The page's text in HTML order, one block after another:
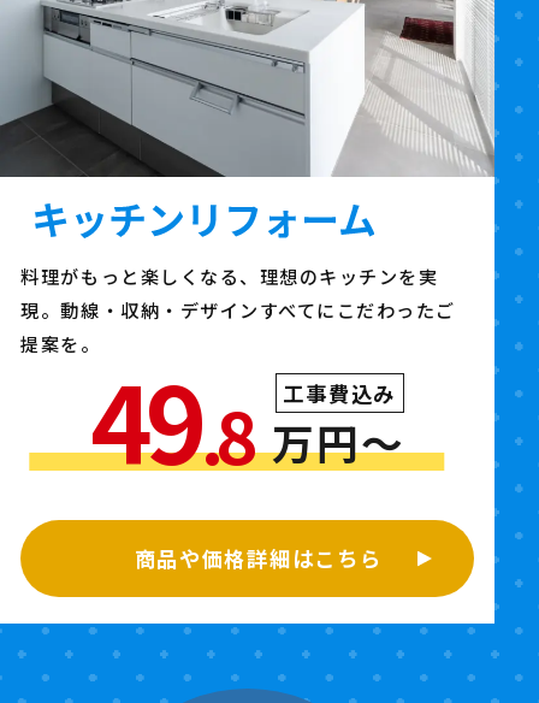
工事費込み
49.8 万円〜
料理がもっと楽しくなる、理想のキッチンを実
現。動線・収納・デザインすべてにこだわったご
提案を。
商品や価格詳細はこちら